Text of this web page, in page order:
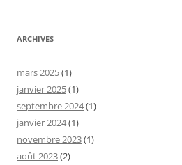
ARCHIVES
mars 2025(1)
janvier 2025(1)
septembre 2024(1)
janvier 2024(1)
novembre 2023(1)
août 2023(2)